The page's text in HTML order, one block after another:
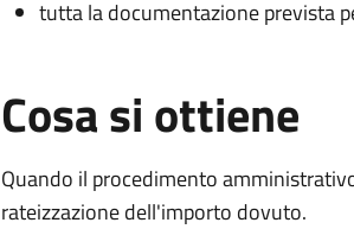
tutta la documentazione prevista
Cosa si ottiene
Quando il procedimento
rateizzazione dell'importo dovuto.